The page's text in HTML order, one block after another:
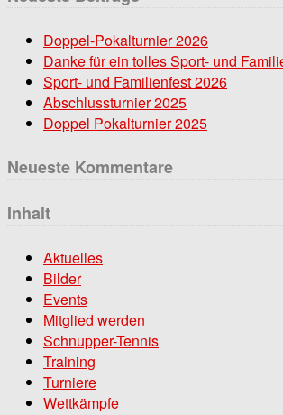
Doppel-Pokalturnier 2026
Danke für ein tolles Sport- und
Sport- und Familienfest 2026
Abschlussturnier 2025
Doppel Pokalturnier 2025
Neueste Kommentare
Inhalt
Aktuelles
Bilder
Events
Mitglied werden
Schnupper-Tennis
Training
Turniere
Wettkämpfe